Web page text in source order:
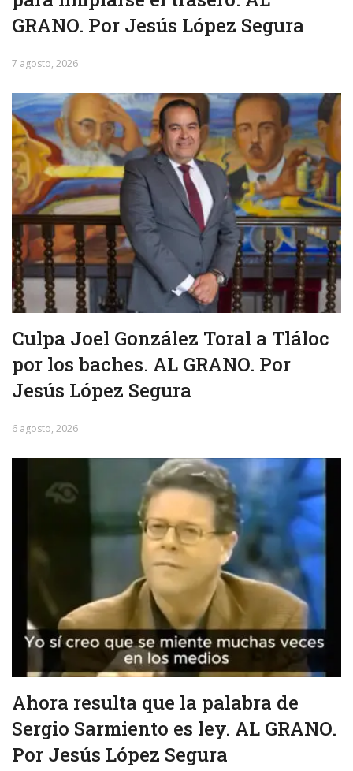
GRANO. Por Jesús López Segura
7 agosto, 2026
Culpa Joel González Toral a Tláloc
por los baches. AL GRANO. Por
Jesús López Segura
6 agosto, 2026
Ahora resulta que la palabra de
Sergio Sarmiento es ley. AL GRANO.
Por Jesús López Segura